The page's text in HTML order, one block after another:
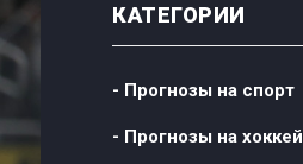
КАТЕГОРИИ
- Прогнозы на спорт
- Прогнозы на хоккей